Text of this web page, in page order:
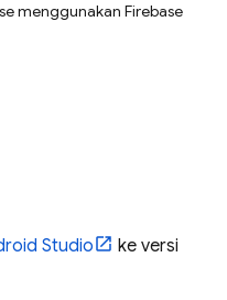
menggunakan Firebase
Studio
ke versi